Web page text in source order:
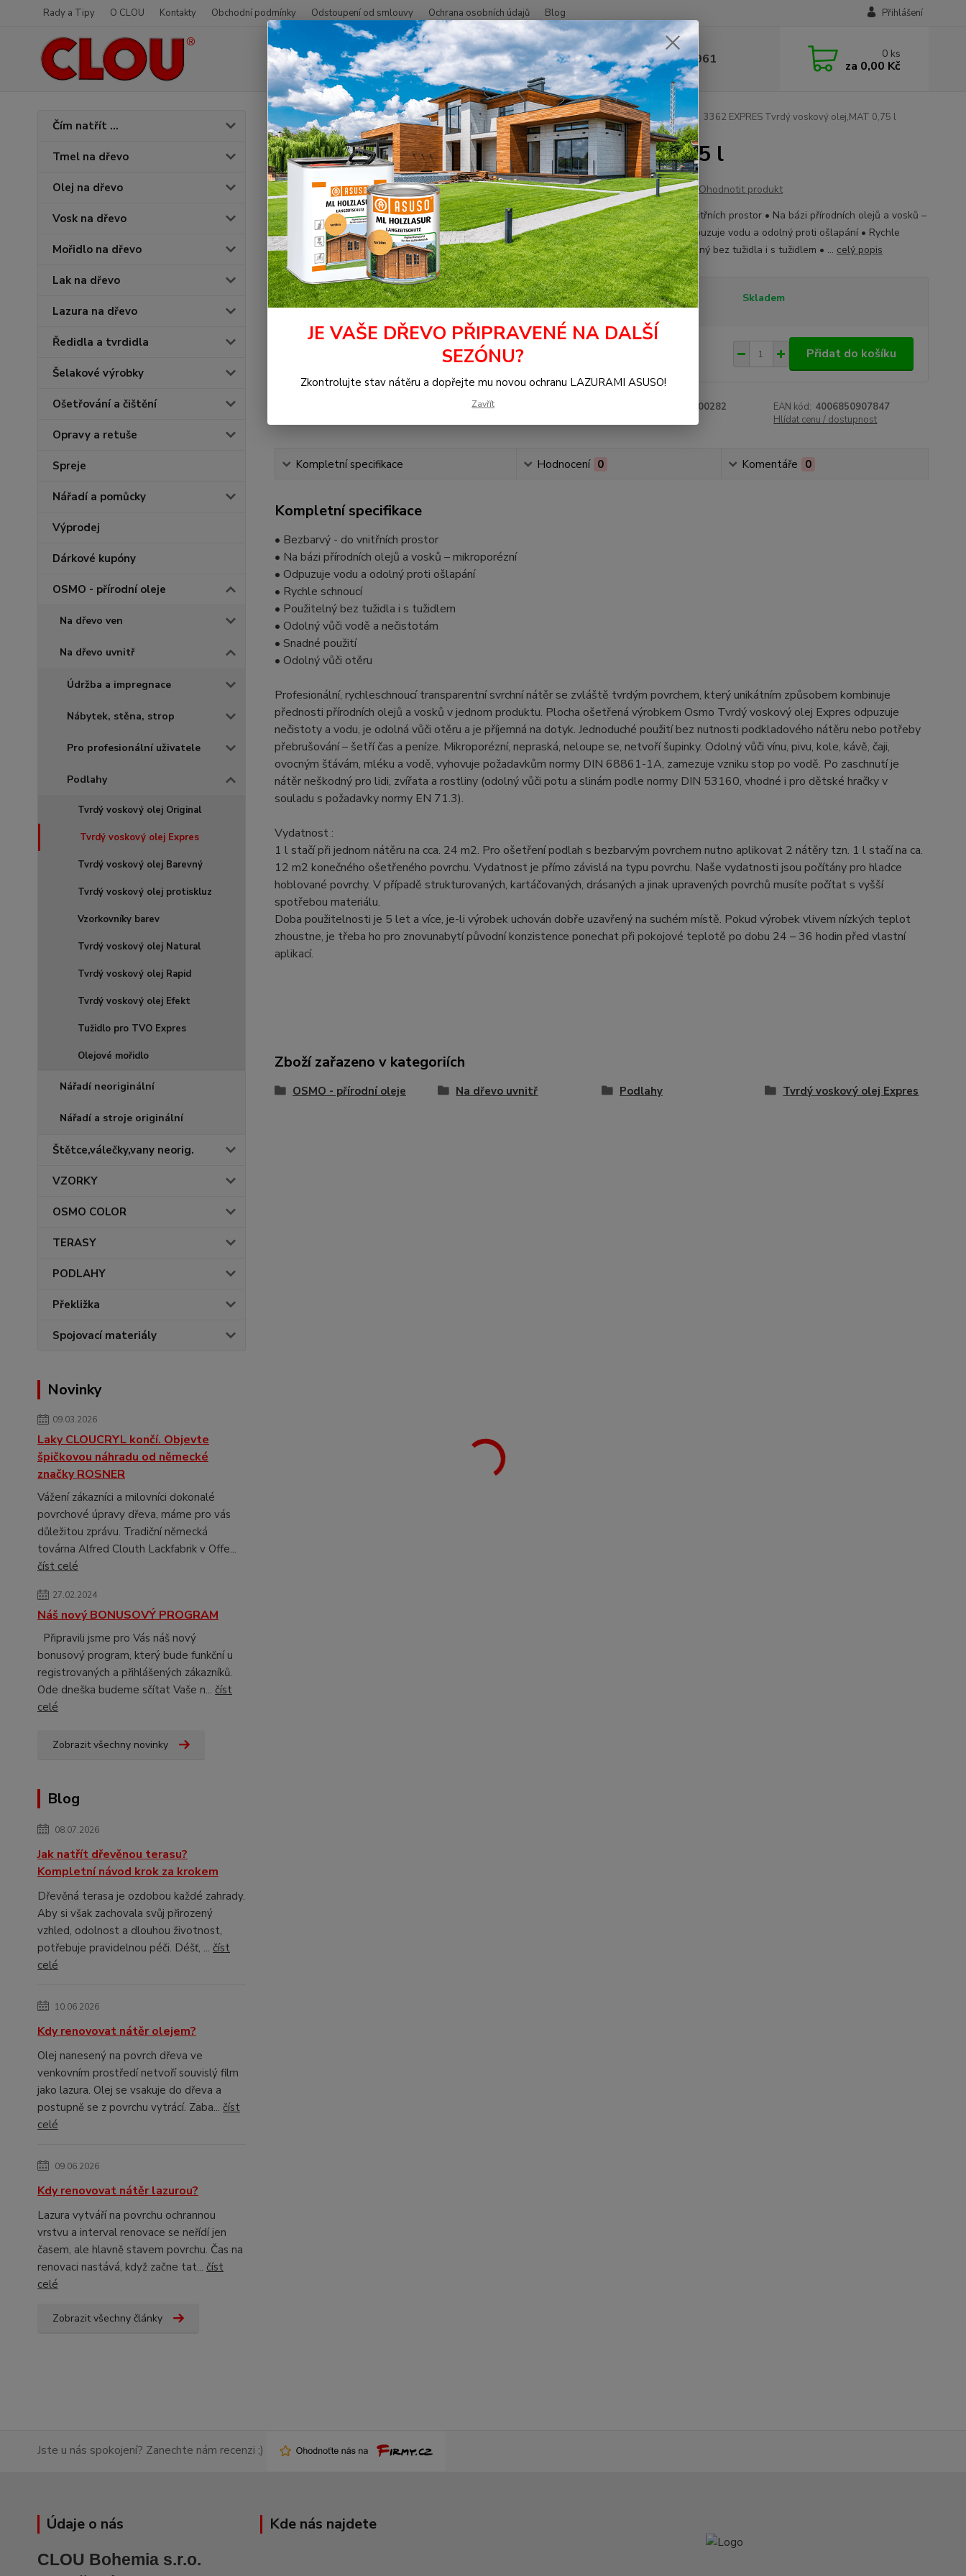
Rady a Tipy O CLOU Kontakty Obchodní podmínky Odstoupení od smlouvy Ochrana osobních údajů Blog Přihlášení
Hledat +420 377 441 961 0 ks
za 0,00 Kč
Čím natřít ...
Tmel na dřevo
Olej na dřevo
Vosk na dřevo
Mořidlo na dřevo
Lak na dřevo
Lazura na dřevo
Ředidla a tvrdidla
Šelakové výrobky
Ošetřování a čištění
Opravy a retuše
Spreje
Nářadí a pomůcky
Výprodej
Dárkové kupóny
OSMO - přírodní oleje
Na dřevo ven
Na dřevo uvnitř
Údržba a impregnace
Nábytek, stěna, strop
Pro profesionální uživatele
Podlahy
Tvrdý voskový olej Original
Tvrdý voskový olej Expres
Tvrdý voskový olej Barevný
Tvrdý voskový olej protiskluz
Vzorkovníky barev
Tvrdý voskový olej Natural
Tvrdý voskový olej Rapid
Tvrdý voskový olej Efekt
Tužidlo pro TVO Expres
Olejové mořidlo
Nářadí neoriginální
Nářadí a stroje originální
Štětce,válečky,vany neorig.
VZORKY
OSMO COLOR
TERASY
PODLAHY
Překližka
Spojovací materiály
Novinky
09.03.2026
Laky CLOUCRYL končí. Objevte
špičkovou náhradu od německé
značky ROSNER
Vážení zákazníci a milovníci dokonalé
povrchové úpravy dřeva, máme pro vás
důležitou zprávu. Tradiční německá
továrna Alfred Clouth Lackfabrik v Offe...
číst celé
27.02.2024
Náš nový BONUSOVÝ PROGRAM
Připravili jsme pro Vás náš nový
bonusový program, který bude funkční u
registrovaných a přihlášených zákazníků.
Ode dneška budeme sčítat Vaše n... číst
celé
Zobrazit všechny novinky
Blog
08.07.2026
Jak natřít dřevěnou terasu?
Kompletní návod krok za krokem
Dřevěná terasa je ozdobou každé zahrady.
Aby si však zachovala svůj přirozený
vzhled, odolnost a dlouhou životnost,
potřebuje pravidelnou péči. Déšť, ... číst
celé
10.06.2026
Kdy renovovat nátěr olejem?
Olej nanesený na povrch dřeva ve
venkovním prostředí netvoří souvislý film
jako lazura. Olej se vsakuje do dřeva a
postupně se z povrchu vytrácí. Zaba... číst
celé
09.06.2026
Kdy renovovat nátěr lazurou?
Lazura vytváří na povrchu ochrannou
vrstvu a interval renovace se neřídí jen
časem, ale hlavně stavem povrchu. Čas na
renovaci nastává, když začne tat... číst
celé
Zobrazit všechny články
Úvod OSMO - přírodní oleje Na dřevo uvnitř Podlahy Tvrdý voskový olej Expres 3362 EXPRES Tvrdý voskový olej,MAT 0,75 l
3362 EXPRES Tvrdý voskový olej,MAT 0,75 l
Ohodnotit produkt
• Bezbarvý - do vnitřních prostor • Na bázi přírodních olejů a vosků –
mikroporézní • Odpuzuje vodu a odolný proti ošlapání • Rychle
schnoucí • Použitelný bez tužidla i s tužidlem • ... celý popis
Dostupnost Skladem
Přidat do košíku
10300282 EAN kód: 4006850907847
Hlídat cenu / dostupnost
Kompletní specifikace Hodnocení 0 Komentáře 0
Kompletní specifikace
• Bezbarvý - do vnitřních prostor
• Na bázi přírodních olejů a vosků – mikroporézní
• Odpuzuje vodu a odolný proti ošlapání
• Rychle schnoucí
• Použitelný bez tužidla i s tužidlem
• Odolný vůči vodě a nečistotám
• Snadné použití
• Odolný vůči otěru
Profesionální, rychleschnoucí transparentní svrchní nátěr se zvláště tvrdým povrchem, který unikátním způsobem kombinuje
přednosti přírodních olejů a vosků v jednom produktu. Plocha ošetřená výrobkem Osmo Tvrdý voskový olej Expres odpuzuje
nečistoty a vodu, je odolná vůči otěru a je příjemná na dotyk. Jednoduché použití bez nutnosti podkladového nátěru nebo potřeby
přebrušování – šetří čas a peníze. Mikroporézní, nepraská, neloupe se, netvoří šupinky. Odolný vůči vínu, pivu, kole, kávě, čaji,
ovocným šťávám, mléku a vodě, vyhovuje požadavkům normy DIN 68861-1A, zamezuje vzniku stop po vodě. Po zaschnutí je
nátěr neškodný pro lidi, zvířata a rostliny (odolný vůči potu a slinám podle normy DIN 53160, vhodné i pro dětské hračky v
souladu s požadavky normy EN 71.3).
Vydatnost :
1 l stačí při jednom nátěru na cca. 24 m2. Pro ošetření podlah s bezbarvým povrchem nutno aplikovat 2 nátěry tzn. 1 l stačí na ca.
12 m2 konečného ošetřeného povrchu. Vydatnost je přímo závislá na typu povrchu. Naše vydatnosti jsou počítány pro hladce
hoblované povrchy. V případě strukturovaných, kartáčovaných, drásaných a jinak upravených povrchů musíte počítat s vyšší
spotřebou materiálu.
Doba použitelnosti je 5 let a více, je-li výrobek uchován dobře uzavřený na suchém místě. Pokud výrobek vlivem nízkých teplot
zhoustne, je třeba ho pro znovunabytí původní konzistence ponechat při pokojové teplotě po dobu 24 – 36 hodin před vlastní
aplikací.
Zboží zařazeno v kategoriích
OSMO - přírodní oleje Na dřevo uvnitř Podlahy Tvrdý voskový olej Expres
Jste u nás spokojení? Zanechte nám recenzi ;)
Údaje o nás
CLOU Bohemia s.r.o.
Kde nás najdete
JE VAŠE DŘEVO PŘIPRAVENÉ NA DALŠÍ
SEZÓNU?
Zkontrolujte stav nátěru a dopřejte mu novou ochranu LAZURAMI ASUSO!
Zavřít